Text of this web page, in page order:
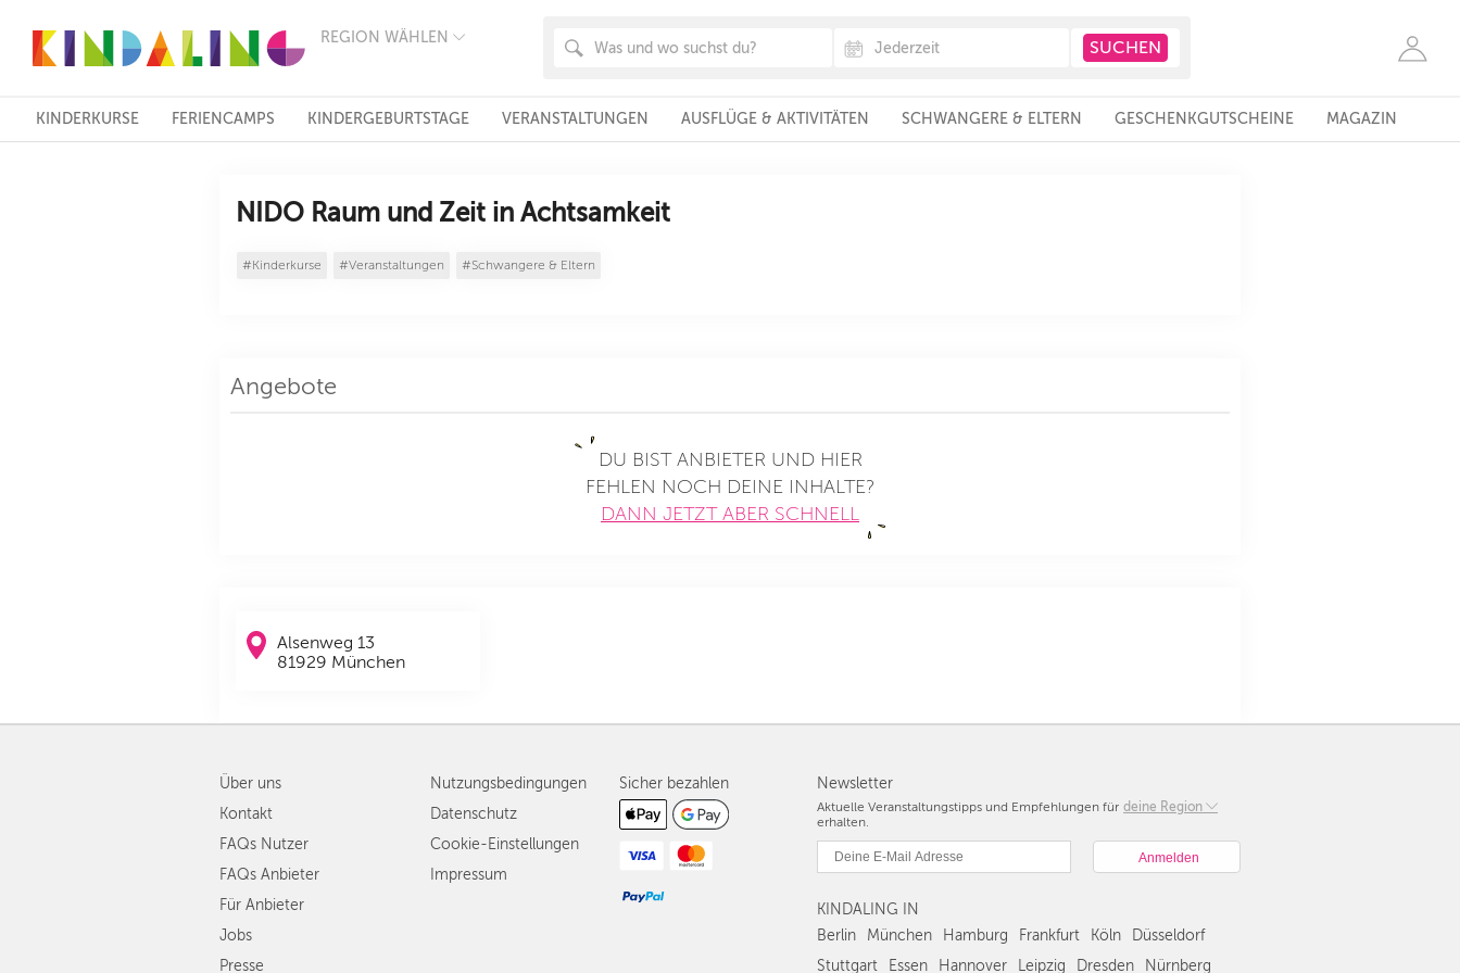
REGION WÄHLEN
FRANKFURT
KÖLN
ESSEN
HANNOVER
DRESDEN
KINDERKURSE FERIENCAMPS KINDERGEBURTSTAGE VERANSTALTUNGEN AUSFLÜGE & AKTIVITÄTEN SCHWANGERE & ELTERN GESCHENKGUTSCHEINE MAGAZIN
NIDO Raum und Zeit in Achtsamkeit
#Kinderkurse #Veranstaltungen #Schwangere & Eltern
Angebote
DU BIST ANBIETER UND HIER
FEHLEN NOCH DEINE INHALTE?
DANN JETZT ABER SCHNELL
Alsenweg 13
81929 München
Newsletter
Aktuelle Veranstaltungstipps und Empfehlungen für deine Region
Berlin
Hamburg
Düsseldorf
Stuttgart
erhalten.
KINDALING IN
Berlin
München Hamburg Frankfurt Köln
Düsseldorf
Stuttgart
Essen Hannover Leipzig Dresden Nürnberg
Über uns
Kontakt
FAQs Nutzer
FAQs Anbieter
Für Anbieter
Jobs
Presse
Nutzungsbedingungen
Datenschutz
Cookie-Einstellungen
Impressum
Sicher bezahlen